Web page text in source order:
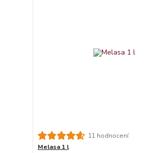
11 hodnocení
Melasa 1 l